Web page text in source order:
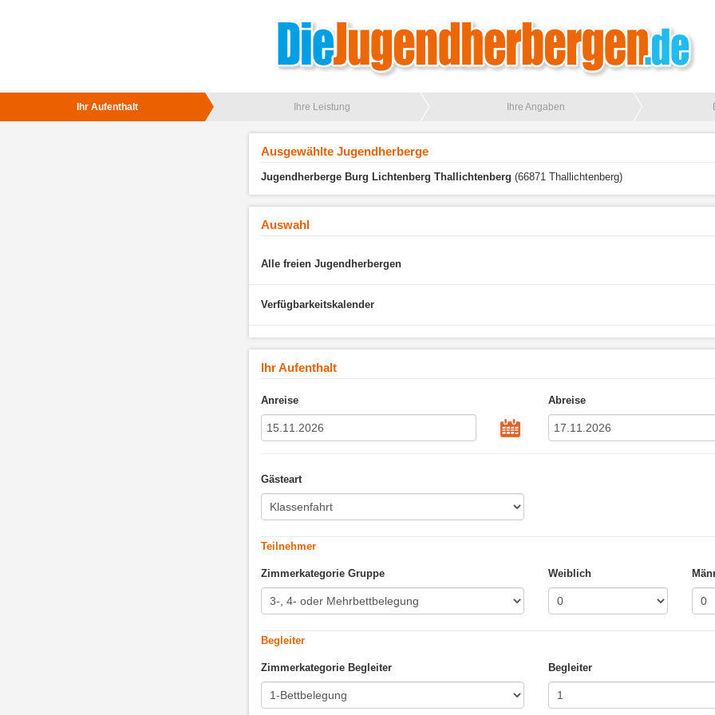
Ihr Aufenthalt Ihre Leistung Ihre Angaben
Ausgewählte Jugendherberge
Jugendherberge Burg Lichtenberg Thallichtenberg (66871 Thallichtenberg)
Auswahl
Alle freien Jugendherbergen
Verfügbarkeitskalender
Ihr Aufenthalt
Anreise Abreise
Gästeart
Teilnehmer
Zimmerkategorie Gruppe Weiblich
Begleiter
Zimmerkategorie Begleiter Begleiter